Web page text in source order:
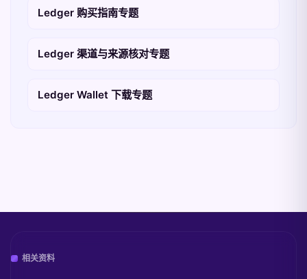
Ledger 购买指南专题
Ledger 渠道与来源核对专题
Ledger Wallet 下载专题
相关资料